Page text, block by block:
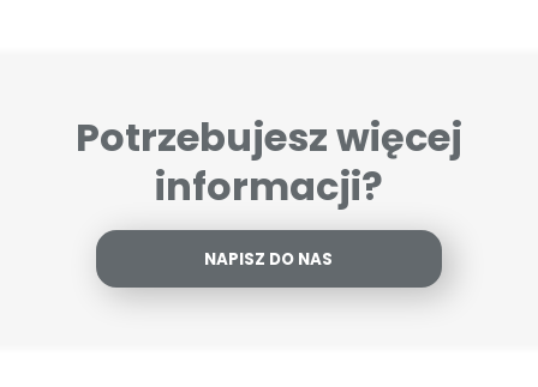
Potrzebujesz więcej
informacji?
NAPISZ DO NAS